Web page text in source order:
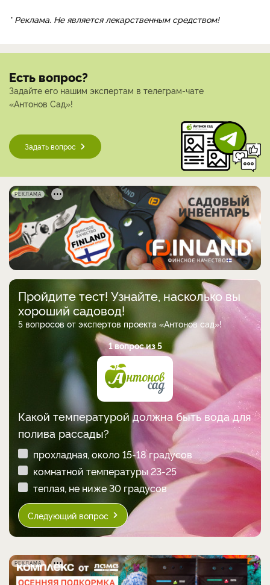
* Реклама. Не является лекарственным средством!
Есть вопрос?
Задайте его нашим экспертам в телеграм-чате
«Антонов Сад»!
Задать вопрос
РЕКЛАМА
Пройдите тест! Узнайте, насколько вы
хороший садовод!
5 вопросов от экспертов проекта «Антонов сад»!
1 вопрос из 5
Какой температурой должна быть вода для
полива рассады?
прохладная, около 15-18 градусов
комнатной температуры 23-25
теплая, не ниже 30 градусов
Следующий вопрос
РЕКЛАМА